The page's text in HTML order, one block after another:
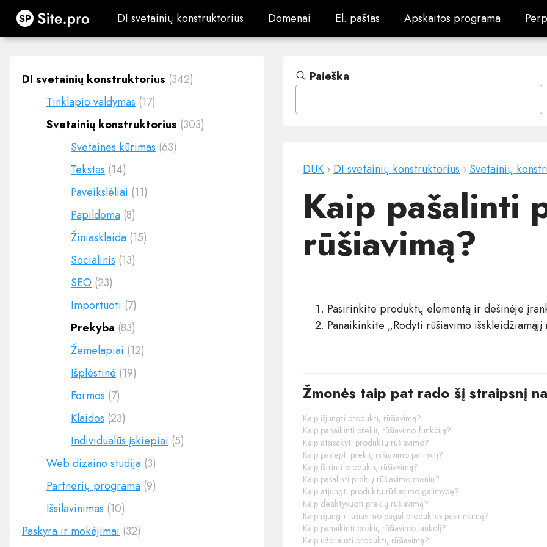
Site.pro DI svetainių konstruktorius
DI svetainių konstruktorius Domenai
Domenai El. paštas
El. paštas Apskaitos programa
Apskaitos programa
DI svetainių konstruktorius (342)
Tinklapio valdymas (17)
Svetainių konstruktorius (303)
Svetainės kūrimas (63)
Tekstas (14)
Paveikslėliai (11)
Papildoma (8)
Žiniasklaida (15)
Socialinis (13)
SEO (23)
Importuoti (7)
Prekyba (83)
Žemėlapiai (12)
Išplėstinė (19)
Formos (7)
Klaidos (23)
Individualūs įskiepiai (5)
Web dizaino studija (3)
Partnerių programa (9)
Išsilavinimas (10)
Paskyra ir mokėjimai (32)
Paieška
DUK › DI svetainių konstruktorius › Svetainių
Kaip pašalinti
rūšiavimą?
Pasirinkite produktų elementą ir dešinėje
Panaikinkite „Rodyti rūšiavimo išskleidžiamąjį
Žmonės taip pat rado šį straipsnį
Kaip išjungti produktų rūšiavimą?
Kaip panaikinti prekių rūšiavimo funkciją?
Kaip atsisakyti produktų rūšiavimo?
Kaip paslėpti prekių rūšiavimo parinktį?
Kaip ištrinti produktų rūšiavimą?
Kaip pašalinti prekių rūšiavimo meniu?
Kaip atjungti produktų rūšiavimo galimybę?
Kaip deaktyvuoti prekių rūšiavimą?
Kaip išjungti rūšiavimo pagal produktus pasirinkimą?
Kaip panaikinti prekių rūšiavimo laukelį?
Kaip uždrausti produktų rūšiavimą?